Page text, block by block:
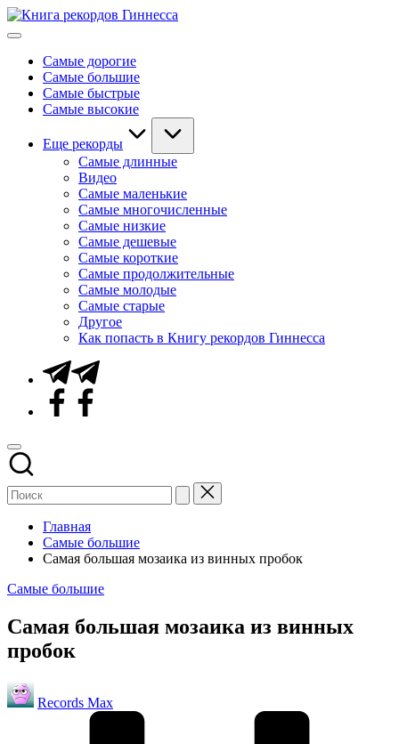
Перейти
к
Мировые
ГиннессаСамые дорогие
Самые большие
Самые быстрые
Самые высокие
Еще рекорды
Самые длинные
Видео
Самые маленькие
Самые многочисленные
Самые низкие
Самые дешевые
Самые короткие
Самые продолжительные
Самые молодые
Самые старые
Другое
Как попасть в Книгу рекордов Гиннесса
Telegram
Facebook
Главная
Самые большие
Самая большая мозаика из винных пробок
Опубликовано
Самые большие
Самая большая мозаика из винных
пробок
Запись
от
Records Max